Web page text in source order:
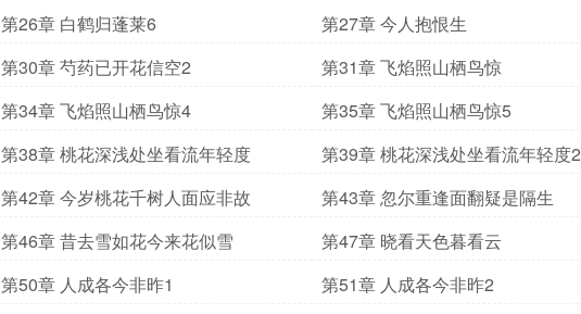
第26章 白鹤归蓬莱6 第27章 今人抱恨生
第30章 芍药已开花信空2 第31章 飞焰照山栖鸟惊
第34章 飞焰照山栖鸟惊4 第35章 飞焰照山栖鸟惊5
第38章 桃花深浅处坐看流年轻度 第39章 桃花深浅处坐看流年轻度2
第42章 今岁桃花千树人面应非故 第43章 忽尔重逢面翻疑是隔生
第46章 昔去雪如花今来花似雪 第47章 晓看天色暮看云
第50章 人成各今非昨1 第51章 人成各今非昨2